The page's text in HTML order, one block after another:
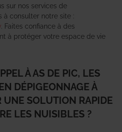
sur nos services de
à consulter notre site :
. Faites confiance à des
à protéger votre espace de vie
À AS DE PIC, LES
DÉPIGEONNAGE À
UNE SOLUTION RAPIDE
LES NUISIBLES ?